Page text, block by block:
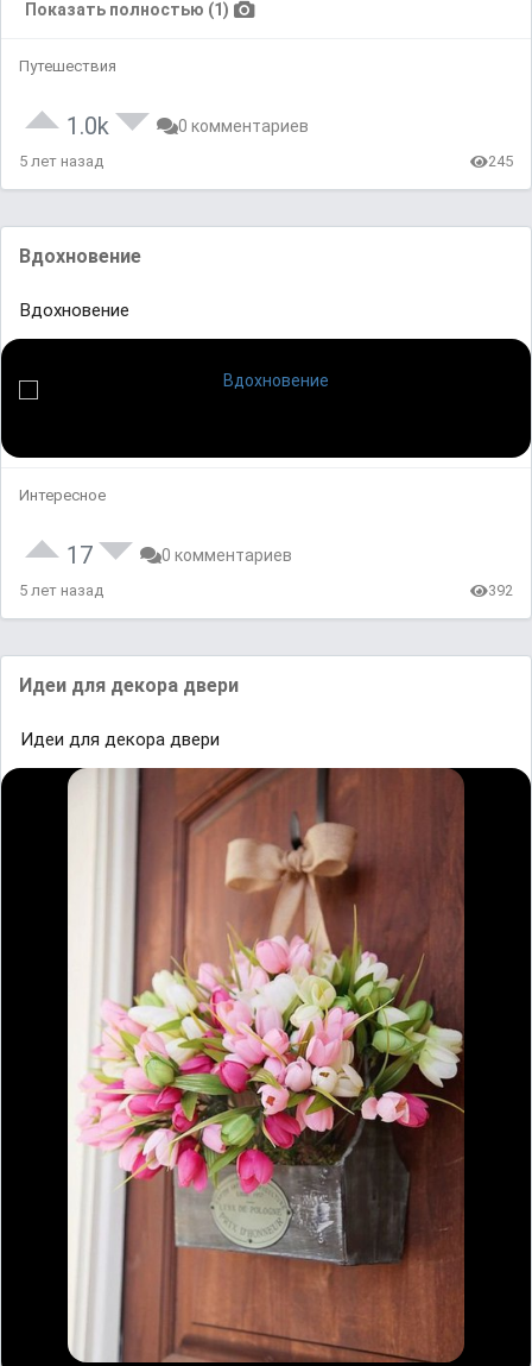
Показать полностью (1)
Путешествия
1.0k 0 комментариев
5 лет назад 245
Вдохновение
Вдохновение
Интересное
17 0 комментариев
5 лет назад 392
Идеи для декора двери
Идеи для декора двери